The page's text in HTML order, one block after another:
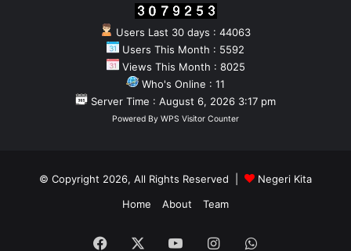
Users Last 30 days : 44063
Users This Month : 5592
Views This Month : 8025
Who's Online : 11
Server Time : August 6, 2026 3:17 pm
Powered By WPS Visitor Counter
© Copyright 2026, All Rights Reserved |
Negeri Kita
Home
About Team
Facebook YouTubeInstagramWhatsApp